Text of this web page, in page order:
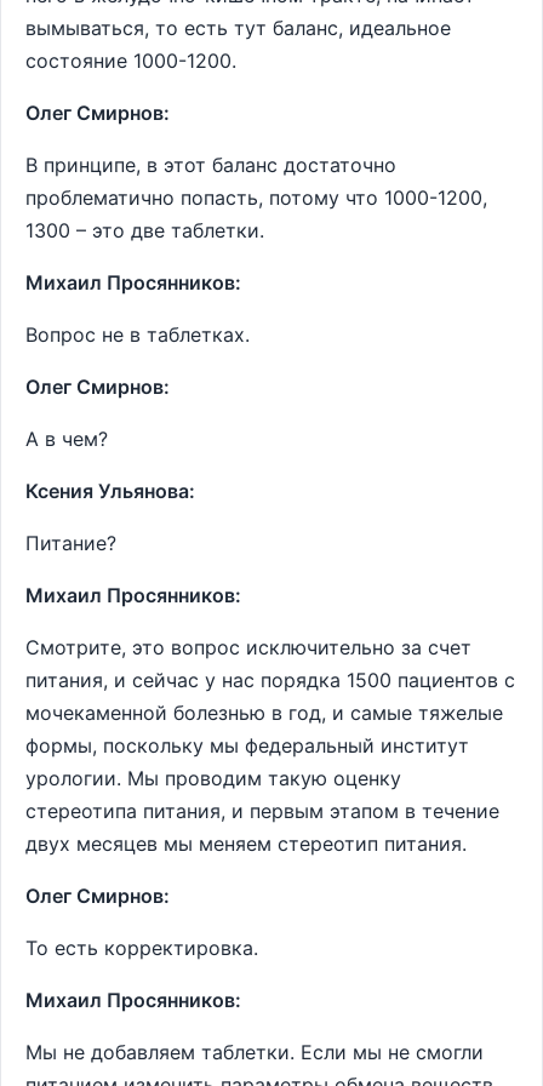
вымываться, то есть тут баланс, идеальное
состояние 1000-1200.
Олег Смирнов:
В принципе, в этот баланс достаточно
проблематично попасть, потому что 1000-1200,
1300 – это две таблетки.
Михаил Просянников:
Вопрос не в таблетках.
Олег Смирнов:
А в чем?
Ксения Ульянова:
Питание?
Михаил Просянников:
Смотрите, это вопрос исключительно за счет
питания, и сейчас у нас порядка 1500 пациентов с
мочекаменной болезнью в год, и самые тяжелые
формы, поскольку мы федеральный институт
урологии. Мы проводим такую оценку
стереотипа питания, и первым этапом в течение
двух месяцев мы меняем стереотип питания.
Олег Смирнов:
То есть корректировка.
Михаил Просянников:
Мы не добавляем таблетки. Если мы не смогли